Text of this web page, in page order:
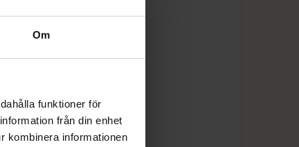
Om
funktioner för
från din enhet
kombinera informationen